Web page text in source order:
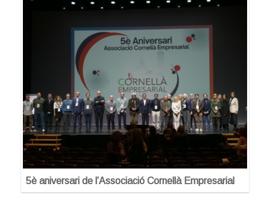
5è aniversari de l’Associació Cornellà Empresarial